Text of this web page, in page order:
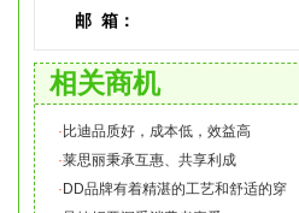
邮 箱：
相关商机
· 比迪品质好，成本低，效益高
·莱思丽秉承互惠、共享利成
· DD品牌有着精湛的工艺和舒适的穿